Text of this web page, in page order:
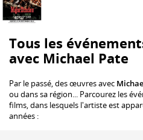
Tous les
avec Michael Pate
Par le passé, des œuvres avec
ou dans sa région... Parcourez les
films, dans lesquels l'artiste est
années :